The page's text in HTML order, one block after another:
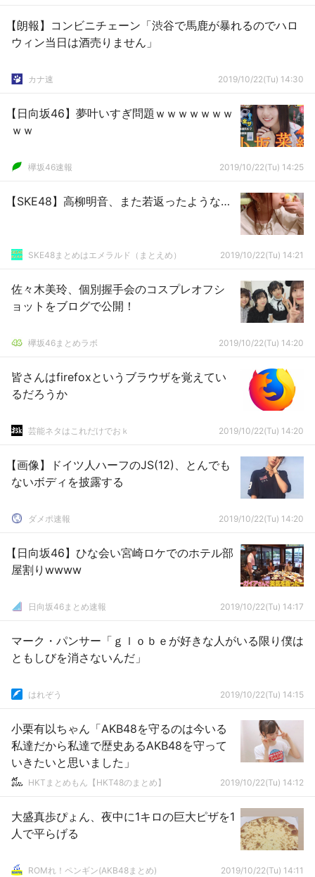
【朗報】コンビニチェーン「渋谷で馬鹿が暴れるのでハロ
ウィン当日は酒売りません」
カナ速 2019/10/22(Tu) 14:30
【日向坂46】夢叶いすぎ問題ｗｗｗｗｗｗｗ
ｗｗ
欅坂46速報 2019/10/22(Tu) 14:25
【SKE48】高柳明音、また若返ったような…
SKE48まとめはエメラルド（まとえめ） 2019/10/22(Tu) 14:21
佐々木美玲、個別握手会のコスプレオフシ
ョットをブログで公開！
欅坂46まとめラボ 2019/10/22(Tu) 14:20
皆さんはfirefoxというブラウザを覚えてい
るだろうか
芸能ネタはこれだけでおｋ 2019/10/22(Tu) 14:20
【画像】ドイツ人ハーフのJS(12)、とんでも
ないボディを披露する
ダメポ速報 2019/10/22(Tu) 14:20
【日向坂46】ひな会い宮崎ロケでのホテル部
屋割りwwww
日向坂46まとめ速報 2019/10/22(Tu) 14:17
マーク・パンサー「ｇｌｏｂｅが好きな人がいる限り僕は
ともしびを消さないんだ」
はれぞう 2019/10/22(Tu) 14:15
小栗有以ちゃん「AKB48を守るのは今いる
私達だから私達で歴史あるAKB48を守って
いきたいと思いました」
HKTまとめもん【HKT48のまとめ】 2019/10/22(Tu) 14:12
大盛真歩ぴょん、夜中に1キロの巨大ピザを1
人で平らげる
ROMれ！ペンギン(AKB48まとめ) 2019/10/22(Tu) 14:11